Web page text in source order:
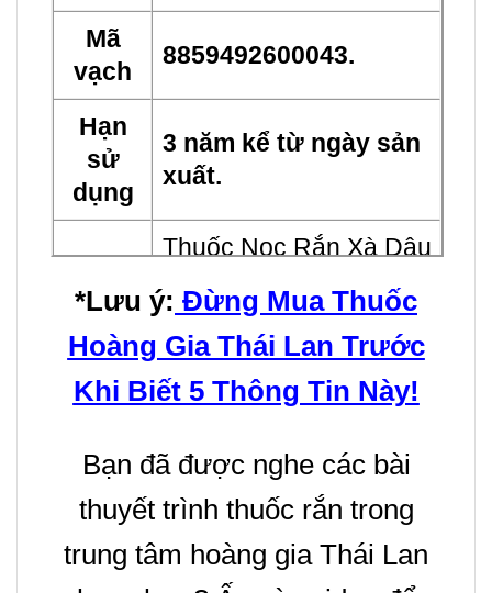
Mã
vạch
8859492600043.
Hạn
sử
dụng
3 năm kể từ ngày sản
xuất.
phần
Thuốc Nọc Rắn Xà Dâu
tinh dầu từ gan, mỡ rắn
luyện thành.
Công
dụng
– Các bệnh đường hô
phổi.
– Đặc biệt viêm xoang,
viêm mũi dị ứng.
*Lưu ý: Đừng Mua Thuốc
Hoàng Gia Thái Lan Trước
Khi Biết 5 Thông Tin Này!
Bạn đã được nghe các bài
thuyết trình thuốc rắn trong
trung tâm hoàng gia Thái Lan